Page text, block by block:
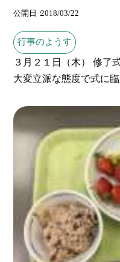
公開日 2018/03/22
行事のようす
３月２１日（木） 修了
大変立派な態度で式に